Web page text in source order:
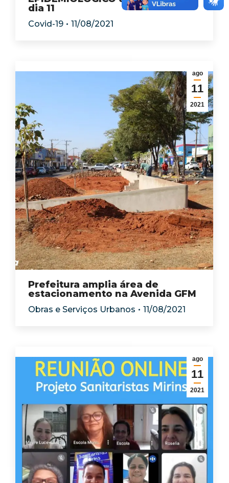
dia 11
Covid-19 11/08/2021
ago
11
2021
Prefeitura amplia área de
estacionamento na Avenida GFM
Obras e Serviços Urbanos 11/08/2021
ago
11
2021